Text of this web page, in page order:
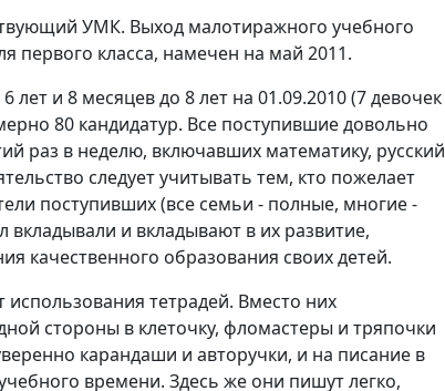
УМК. Выход малотиражного учебного
первого класса, намечен на май 2011.
лет и 8 месяцев до 8 лет на 01.09.2010 (7 девочек
80 кандидатур. Все поступившие довольно
раз в неделю, включавших математику, русский
следует учитывать тем, кто пожелает
поступивших (все семьи - полные, многие -
и вкладывают в их развитие,
качественного образования своих детей.
тетрадей. Вместо них
стороны в клеточку, фломастеры и тряпочки
карандаши и авторучки, и на писание в
времени. Здесь же они пишут легко,